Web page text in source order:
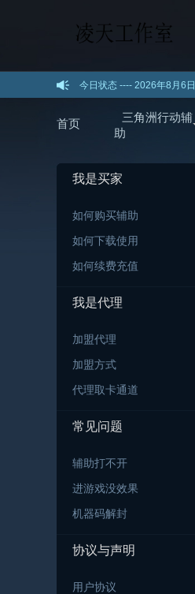
今日状态 ---- 2026年8月6日
首页
三角洲行动辅
助
我是买家
如何购买辅助
如何下载使用
如何续费充值
我是代理
加盟代理
加盟方式
代理取卡通道
常见问题
辅助打不开
进游戏没效果
机器码解封
协议与声明
用户协议